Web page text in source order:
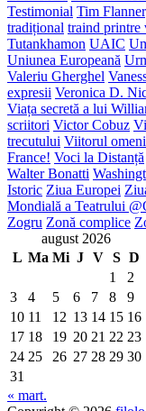
Testimonial Tim
tradițional traind printre
Tutankhamon UAIC
Uniunea Europeană
Valeriu Gherghel
expresii Veronica D.
Viața secretă a lui
scriitori Victor Cobuz
trecutului Viitorul
France! Voci la Distanță
Walter Bonatti
Istoric Ziua Europei
Mondială a Teatrului
Zogru Zonă complice
august 2026
L Ma Mi J V S D
1
2
3
4 5 6 7 8
9
10 11 12 13 14 15 16
17 18 19 20 21 22 23
24 25 26 27 28 29 30
31
« mart.